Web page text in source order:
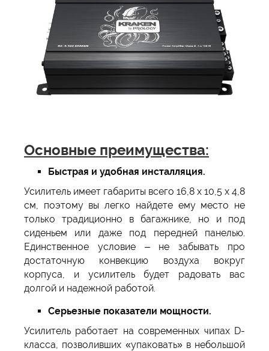
Основные преимущества:
Быстрая и удобная инсталляция.
Усилитель имеет габариты всего 16,8 х 10,5 x 4,8
см, поэтому вы легко найдете ему место не
только традиционно в багажнике, но и под
сиденьем или даже под передней панелью.
Единственное условие – не забывать про
достаточную конвекцию воздуха вокруг
корпуса, и усилитель будет радовать вас
долгой и надежной работой.
Серьезные показатели мощности.
Усилитель работает на современных чипах D-
класса, позволивших «упаковать» в небольшой